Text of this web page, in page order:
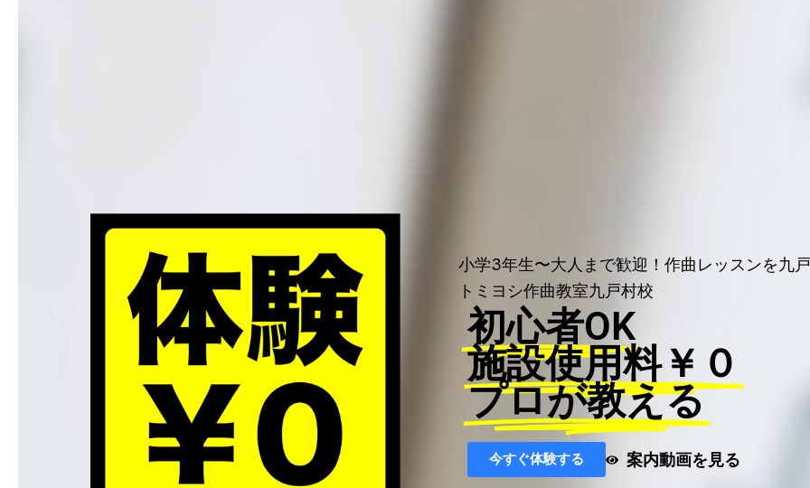
小学3年生〜大人まで歓迎！作曲レッスンを九
トミヨシ作曲教室九戸村校
初心者OK
施設使用料￥０
プロが教える
今すぐ体験する 案内動画を見る